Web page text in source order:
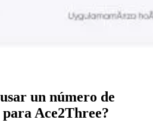
un número de
Ace2Three?